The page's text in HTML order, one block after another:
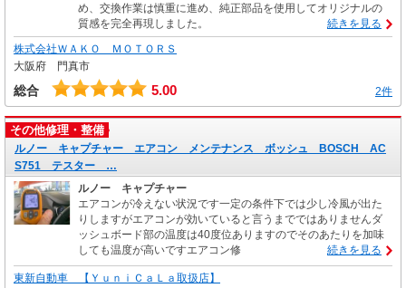
め、交換作業は慎重に進め、純正部品を使用してオリジナルの
質感を完全再現しました。
続きを見る
株式会社ＷＡＫＯ ＭＯＴＯＲＳ
大阪府 門真市
総合 5.00 2件
その他修理・整備
ルノー キャプチャー エアコン メンテナンス ボッシュ BOSCH AC
S751 テスター …
ルノー キャプチャー
エアコンが冷えない状況です一定の条件下では少し冷風が出た
りしますがエアコンが効いていると言うまでではありませんダ
ッシュボード部の温度は40度位ありますのでそのあたりを加味
しても温度が高いですエアコン修
続きを見る
東新自動車 【ＹｕｎｉＣａＬａ取扱店】